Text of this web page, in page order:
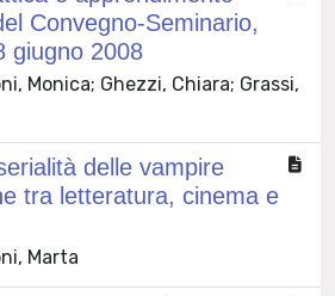
Convegno-Seminario,
giugno 2008
Monica; Ghezzi, Chiara; Grassi,
delle vampire
tra letteratura, cinema e
Marta